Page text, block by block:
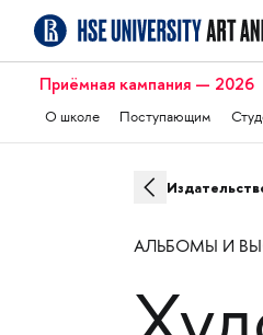
Приёмная кампания — 2026
О школе Поступающим
АЛЬБОМЫ И